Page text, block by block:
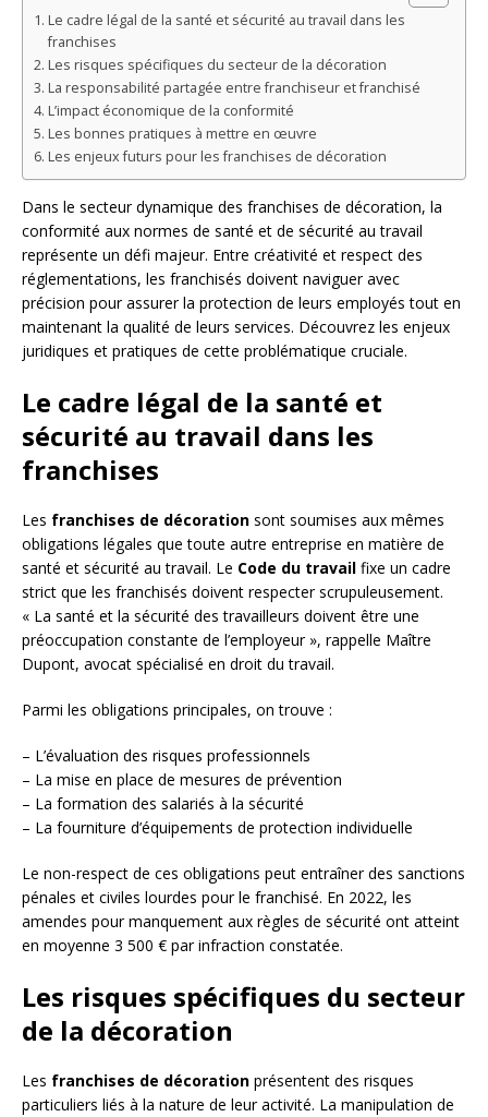
Le cadre légal de la santé et sécurité au travail dans les
franchises
Les risques spécifiques du secteur de la décoration
La responsabilité partagée entre franchiseur et franchisé
L’impact économique de la conformité
Les bonnes pratiques à mettre en œuvre
Les enjeux futurs pour les franchises de décoration
Dans le secteur dynamique des franchises de décoration, la
conformité aux normes de santé et de sécurité au travail
représente un défi majeur. Entre créativité et respect des
réglementations, les franchisés doivent naviguer avec
précision pour assurer la protection de leurs employés tout en
maintenant la qualité de leurs services. Découvrez les enjeux
juridiques et pratiques de cette problématique cruciale.
Le cadre légal de la santé et
sécurité au travail dans les
franchises
Les franchises de décoration sont soumises aux mêmes
obligations légales que toute autre entreprise en matière de
santé et sécurité au travail. Le Code du travail fixe un cadre
strict que les franchisés doivent respecter scrupuleusement.
« La santé et la sécurité des travailleurs doivent être une
préoccupation constante de l’employeur », rappelle Maître
Dupont, avocat spécialisé en droit du travail.
Parmi les obligations principales, on trouve :
– L’évaluation des risques professionnels
– La mise en place de mesures de prévention
– La formation des salariés à la sécurité
– La fourniture d’équipements de protection individuelle
Le non-respect de ces obligations peut entraîner des sanctions
pénales et civiles lourdes pour le franchisé. En 2022, les
amendes pour manquement aux règles de sécurité ont atteint
en moyenne 3 500 € par infraction constatée.
Les risques spécifiques du secteur
de la décoration
Les franchises de décoration présentent des risques
particuliers liés à la nature de leur activité. La manipulation de